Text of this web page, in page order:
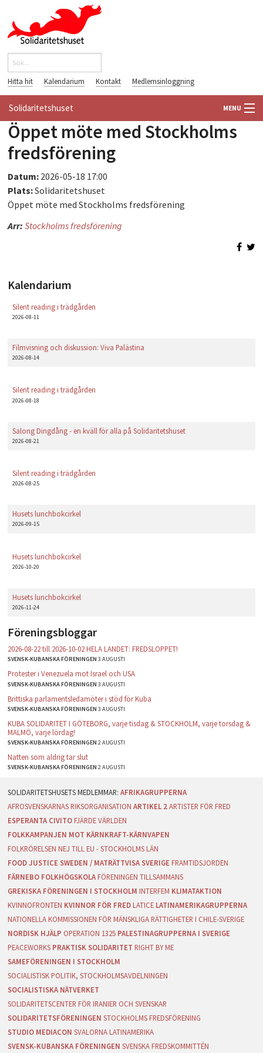
Hoppa till huvudinnehåll
Sökformulär
Hitta hit Kalendarium Kontakt Medlemsinloggning
Solidaritetshuset MENU
HEM
FÖRENINGAR
Öppet möte med Stockholms
fredsförening
Datum: 2026-05-18 17:00
Plats:Solidaritetshuset
Öppet möte med Stockholms fredsförening
Arr: Stockholms fredsförening
Kalendarium
Silent reading i trädgården
2026-08-11
Filmvisning och diskussion: Viva Palästina
2026-08-14
Silent reading i trädgården
2026-08-18
Salong Dingdång - en kväll för alla på Solidaritetshuset
2026-08-21
Silent reading i trädgården
2026-08-25
Husets lunchbokcirkel
2026-09-15
Husets lunchbokcirkel
2026-10-20
Husets lunchbokcirkel
2026-11-24
Föreningsbloggar
2026-08-22 till 2026-10-02 HELA LANDET: FREDSLOPPET!
SVENSK-KUBANSKA FÖRENINGEN3 AUGUSTI
Protester i Venezuela mot Israel och USA
SVENSK-KUBANSKA FÖRENINGEN3 AUGUSTI
Brittiska parlamentsledamöter i stöd för Kuba
SVENSK-KUBANSKA FÖRENINGEN3 AUGUSTI
KUBA SOLIDARITET I GÖTEBORG, varje tisdag & STOCKHOLM, varje torsdag &
MALMÖ, varje lördag!
SVENSK-KUBANSKA FÖRENINGEN2 AUGUSTI
Natten som aldrig tar slut
SVENSK-KUBANSKA FÖRENINGEN2 AUGUSTI
AFRIKAGRUPPERNA
AFROSVENSKARNAS RIKSORGANISATION ARTIKEL 2 ARTISTER FÖR FRED
ESPERANTA CIVITO FJÄRDE VÄRLDEN
FOLKKAMPANJEN MOT KÄRNKRAFT-KÄRNVAPEN
FOLKRÖRELSEN NEJ TILL EU - STOCKHOLMS LÄN
FOOD JUSTICE SWEDEN / MATRÄTTVISA SVERIGE FRAMTIDSJORDEN
FÄRNEBO FOLKHÖGSKOLA FÖRENINGEN TILLSAMMANS
GREKISKA FÖRENINGEN I STOCKHOLM INTERFEM KLIMATAKTION
KVINNOFRONTEN KVINNOR FÖR FRED LATICE LATINAMERIKAGRUPPERNA
NATIONELLA KOMMISSIONEN FÖR MÄNSKLIGA RÄTTIGHETER I CHILE-SVERIGE
NORDISK HJÄLP OPERATION 1325 PALESTINAGRUPPERNA I SVERIGE
PEACEWORKS PRAKTISK SOLIDARITET RIGHT BY ME
SAMEFÖRENINGEN I STOCKHOLM
SOCIALISTISK POLITIK, STOCKHOLMSAVDELNINGEN
SOCIALISTISKA NÄTVERKET
SOLIDARITETSCENTER FÖR IRANIER OCH SVENSKAR
SOLIDARITETSFÖRENINGEN STOCKHOLMS FREDSFÖRENING
STUDIO MEDIACON SVALORNA LATINAMERIKA
SVENSK-KUBANSKA FÖRENINGEN SVENSKA FREDSKOMMITTÉN